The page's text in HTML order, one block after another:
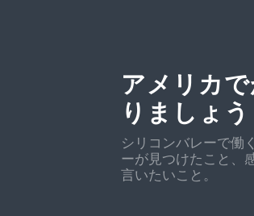
アメリカ
りましょう
シリコンバレーで働
ーが見つけたこと、
言いたいこと。